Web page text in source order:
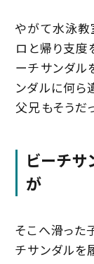
やがて水泳教
ロと帰り支度
ーチサンダル
ンダルに何ら
父兄もそうだ
ビーチサ
が
そこへ滑った
チサンダルを